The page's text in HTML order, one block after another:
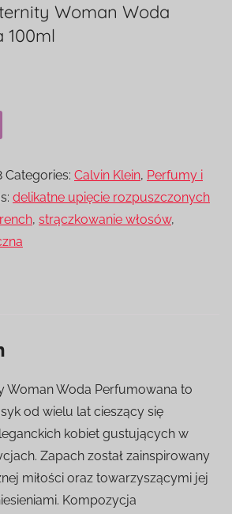
Woman Woda
100ml
Categories: Calvin Klein, Perfumy i
delikatne upięcie rozpuszczonych
, strączkowanie włosów,
Woman Woda Perfumowana to
od wielu lat cieszący się
kobiet gustujących w
Zapach został zainspirowany
miłości oraz towarzyszącymi jej
Kompozycja